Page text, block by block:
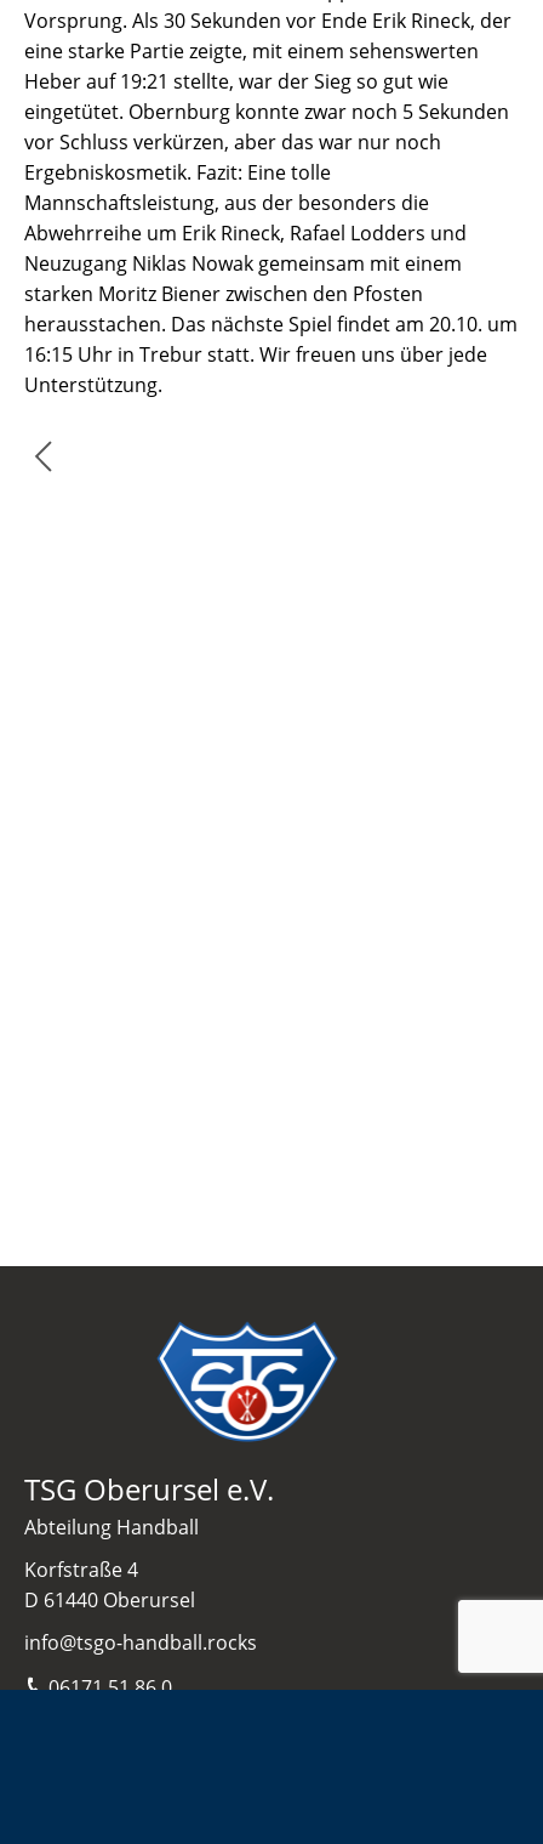
Vorsprung. Als 30 Sekunden vor Ende Erik Rineck, der
eine starke Partie zeigte, mit einem sehenswerten
Heber auf 19:21 stellte, war der Sieg so gut wie
eingetütet. Obernburg konnte zwar noch 5 Sekunden
vor Schluss verkürzen, aber das war nur noch
Ergebniskosmetik. Fazit: Eine tolle
Mannschaftsleistung, aus der besonders die
Abwehrreihe um Erik Rineck, Rafael Lodders und
Neuzugang Niklas Nowak gemeinsam mit einem
starken Moritz Biener zwischen den Pfosten
herausstachen. Das nächste Spiel findet am 20.10. um
16:15 Uhr in Trebur statt. Wir freuen uns über jede
Unterstützung.
TSG Oberursel e.V.
Abteilung Handball
Korfstraße 4
D 61440 Oberursel
info@tsgo-handball.rocks
06171 51 86 0